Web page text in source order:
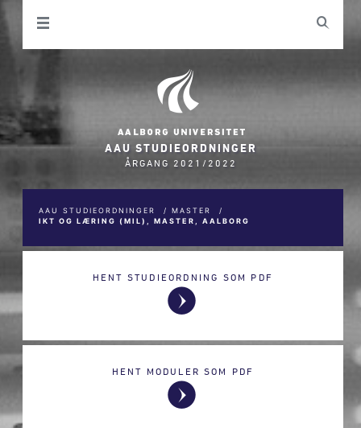
AAU STUDIEORDNINGER
ÅRGANG 2021/2022
AAU STUDIEORDNINGER / MASTER
/
IKT OG LÆRING (MIL), MASTER, AALBORG
HENT STUDIEORDNING SOM PDF
HENT MODULER SOM PDF